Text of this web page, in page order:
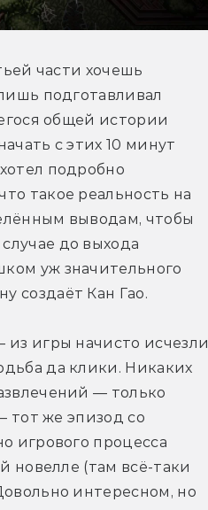
части хочешь
подготавливал
общей истории
с этих 10 минут
подробно
такое реальность на
выводам, чтобы
до выхода
уж значительного
создаёт Кан Гао.
игры начисто исчезли
да клики. Никаких
— только
тот же эпизод со
игрового процесса
новелле (там всё-таки
интересном, но